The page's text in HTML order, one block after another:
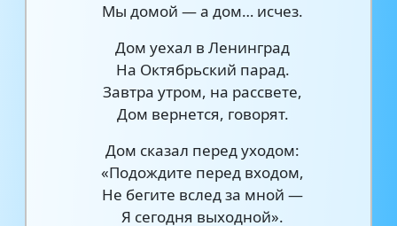
Мы домой — а дом… исчез.
Дом уехал в Ленинград
На Октябрьский парад.
Завтра утром, на рассвете,
Дом вернется, говорят.
Дом сказал перед уходом:
«Подождите перед входом,
Не бегите вслед за мной —
Я сегодня выходной».